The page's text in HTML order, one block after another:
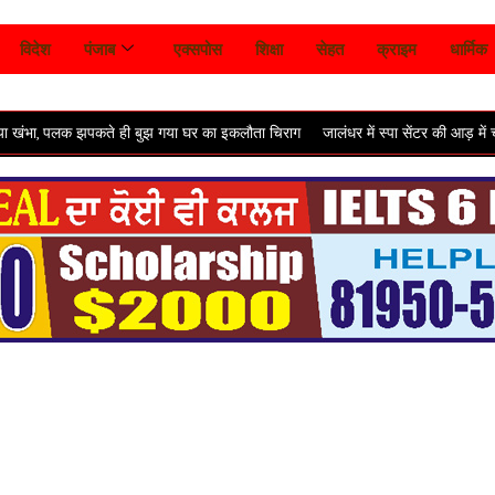
विदेश पंजाब एक्सपोस शिक्षा सेहत क्राइम धार्मिक
ही बुझ गया घर का इकलौता चिराग जालंधर में स्पा सेंटर की आड़ में चल रहा था गंदा